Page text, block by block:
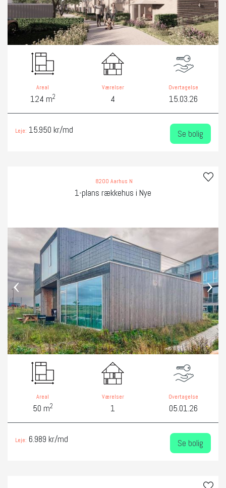
Areal
124 m2
Værelser
4
Overtagelse
15.03.26
Leje: 15.950 kr/md Se bolig
8200 Aarhus N
1-plans rækkehus i Nye
‹ ›
Areal
50 m2
Værelser
1
Overtagelse
05.01.26
Leje: 6.989 kr/md Se bolig